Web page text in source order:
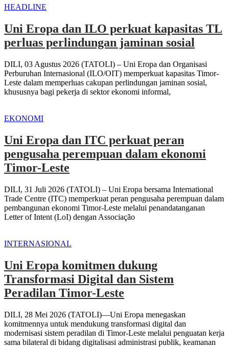
HEADLINE
Uni Eropa dan ILO perkuat kapasitas TL
perluas perlindungan jaminan sosial
DILI, 03 Agustus 2026 (TATOLI) – Uni Eropa dan Organisasi
Perburuhan Internasional (ILO/OIT) memperkuat kapasitas Timor-
Leste dalam memperluas cakupan perlindungan jaminan sosial,
khususnya bagi pekerja di sektor ekonomi informal,
EKONOMI
Uni Eropa dan ITC perkuat peran
pengusaha perempuan dalam ekonomi
Timor-Leste
DILI, 31 Juli 2026 (TATOLI) – Uni Eropa bersama International
Trade Centre (ITC) memperkuat peran pengusaha perempuan dalam
pembangunan ekonomi Timor-Leste melalui penandatanganan
Letter of Intent (LoI) dengan Associação
INTERNASIONAL
Uni Eropa komitmen dukung
Transformasi Digital dan Sistem
Peradilan Timor-Leste
DILI, 28 Mei 2026 (TATOLI)—Uni Eropa menegaskan
komitmennya untuk mendukung transformasi digital dan
modernisasi sistem peradilan di Timor-Leste melalui penguatan kerja
sama bilateral di bidang digitalisasi administrasi publik, keamanan